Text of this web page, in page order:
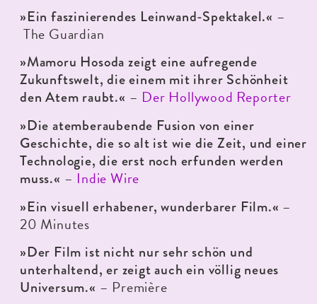
»Ein faszinierendes Leinwand-Spektakel.« –
The Guardian
»Mamoru Hosoda zeigt eine aufregende
Zukunftswelt, die einem mit ihrer Schönheit
den Atem raubt.« – Der Hollywood Reporter
»Die atemberaubende Fusion von einer
Geschichte, die so alt ist wie die Zeit, und einer
Technologie, die erst noch erfunden werden
muss.« – Indie Wire
»Ein visuell erhabener, wunderbarer Film.« –
20 Minutes
»Der Film ist nicht nur sehr schön und
unterhaltend, er zeigt auch ein völlig neues
Universum.« – Première